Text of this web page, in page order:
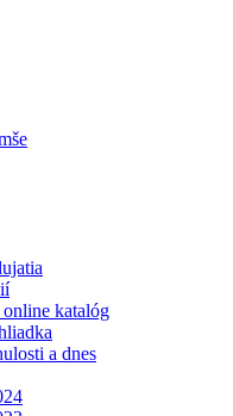
online katalóg
a dnes